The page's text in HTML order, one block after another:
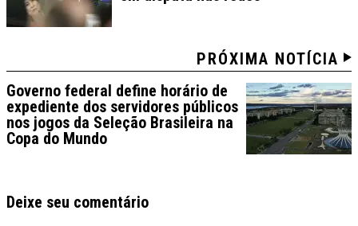
PRÓXIMA NOTÍCIA
Governo federal define horário de
expediente dos servidores públicos
nos jogos da Seleção Brasileira na
Copa do Mundo
Deixe seu comentário